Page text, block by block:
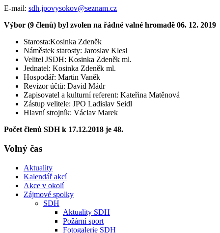
E-mail: sdh.jpovysokov@seznam.cz
Výbor (9 členů) byl zvolen na řádné valné hromadě 06. 12. 2019
Starosta:Kosinka Zdeněk
Náměstek starosty: Jaroslav Klesl
Velitel JSDH: Kosinka Zdeněk ml.
Jednatel: Kosinka Zdeněk ml.
Hospodář: Martin Vaněk
Revizor účtů: David Mádr
Zapisovatel a kulturní referent: Kateřina Matěnová
Zástup velitele: JPO Ladislav Seidl
Hlavní strojník: Václav Marek
Počet členů SDH k 17.12.2018 je 48.
Volný čas
Aktuality
Kalendář akcí
Akce v okolí
Zájmové spolky
SDH
Aktuality SDH
Požární sport
Fotogalerie SDH